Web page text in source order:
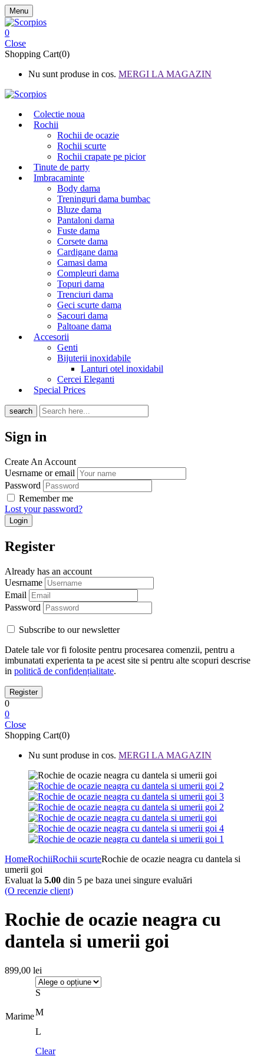
Menu
0
Close
Shopping Cart(0)
Nu sunt produse in cos. MERGI LA MAGAZIN
Colectie noua
Rochii
Rochii de ocazie
Rochii scurte
Rochii crapate pe picior
Tinute de party
Imbracaminte
Body dama
Treninguri dama bumbac
Bluze dama
Pantaloni dama
Fuste dama
Corsete dama
Cardigane dama
Camasi dama
Compleuri dama
Topuri dama
Trenciuri dama
Geci scurte dama
Sacouri dama
Paltoane dama
Accesorii
Genti
Bijuterii inoxidabile
Lanturi otel inoxidabil
Cercei Eleganti
Special Prices
search
Sign in
Create An Account
Uesrname or email
Password
Remember me
Lost your password?
Register
Already has an account
Uesrname
Email
Password
Subscribe to our newsletter
Datele tale vor fi folosite pentru procesarea comenzii, pentru a
imbunatati experienta ta pe acest site si pentru alte scopuri descrise
in politică de confidențialitate.
0
0
Close
Shopping Cart(0)
Nu sunt produse in cos. MERGI LA MAGAZIN
HomeRochiiRochii scurteRochie de ocazie neagra cu dantela si
umerii goi
Evaluat la 5.00 din 5 pe baza unei singure evaluări
(O recenzie client)
Rochie de ocazie neagra cu
dantela si umerii goi
899,00 lei
Marime
S
M
L
Clear